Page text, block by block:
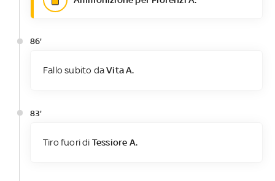
86'
Fallo subito daVita A.
83'
Tiro fuori di Tessiore A.